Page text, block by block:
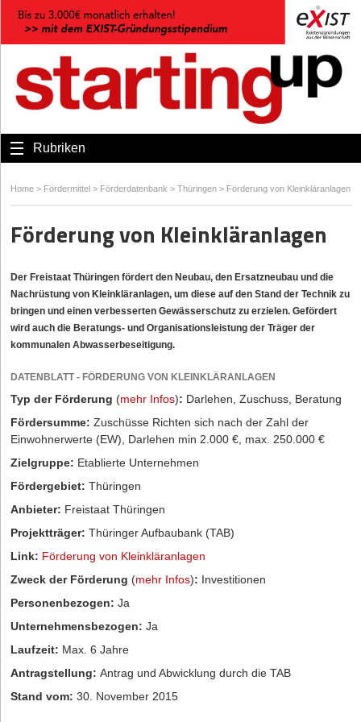
Rubriken
Home > Fördermittel > Förderdatenbank > Thüringen > Förderung von Kleinkläranlagen
Förderung von Kleinkläranlagen
Der Freistaat Thüringen fördert den Neubau, den Ersatzneubau und die
Nachrüstung von Kleinkläranlagen, um diese auf den Stand der Technik zu
bringen und einen verbesserten Gewässerschutz zu erzielen. Gefördert
wird auch die Beratungs- und Organisationsleistung der Träger der
kommunalen Abwasserbeseitigung.
DATENBLATT - FÖRDERUNG VON KLEINKLÄRANLAGEN
Typ der Förderung (mehr Infos): Darlehen, Zuschuss, Beratung
Fördersumme: Zuschüsse Richten sich nach der Zahl der
Einwohnerwerte (EW), Darlehen min 2.000 €, max. 250.000 €
Zielgruppe: Etablierte Unternehmen
Fördergebiet: Thüringen
Anbieter: Freistaat Thüringen
Projektträger: Thüringer Aufbaubank (TAB)
Link: Förderung von Kleinkläranlagen
Zweck der Förderung (mehr Infos): Investitionen
Personenbezogen: Ja
Unternehmensbezogen: Ja
Laufzeit: Max. 6 Jahre
Antragstellung: Antrag und Abwicklung durch die TAB
Stand vom: 30. November 2015